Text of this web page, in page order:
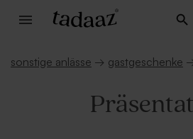
sonstige anlässe → gastgeschenke